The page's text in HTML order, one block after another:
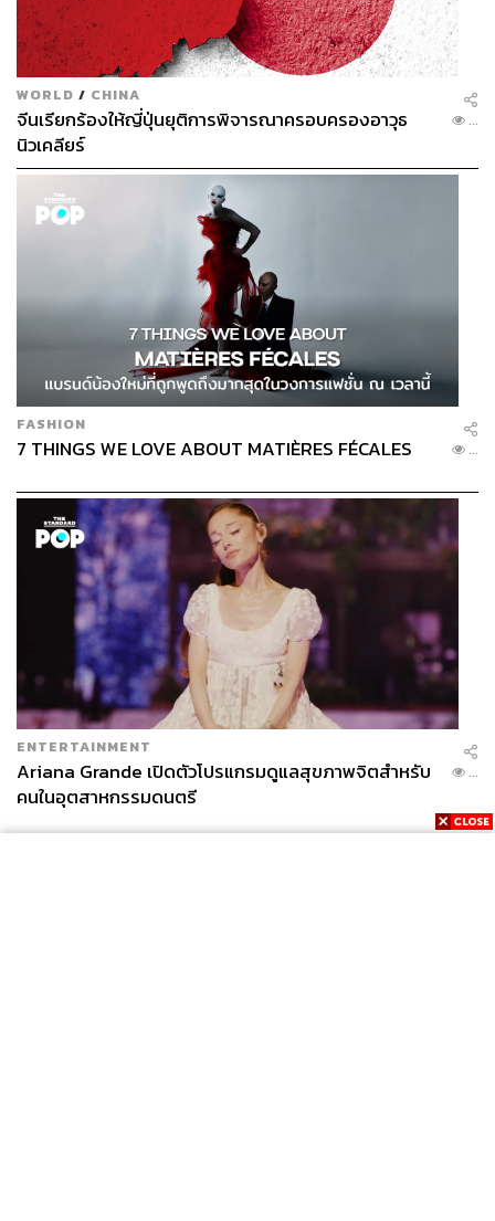
WORLD / CHINA
จีนเรียกร้องให้ญี่ปุ่นยุติการพิจารณาครอบครองอาวุธ
นิวเคลียร์
...
FASHION
7 THINGS WE LOVE ABOUT MATIÈRES FÉCALES ...
ENTERTAINMENT
Ariana Grande เปิดตัวโปรแกรมดูแลสุขภาพจิตสำหรับ
คนในอุตสาหกรรมดนตรี
...